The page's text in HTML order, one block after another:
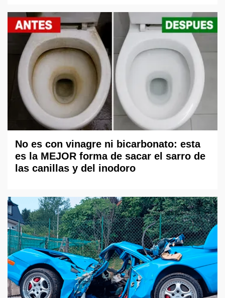
No es con vinagre ni bicarbonato: esta
es la MEJOR forma de sacar el sarro de
las canillas y del inodoro